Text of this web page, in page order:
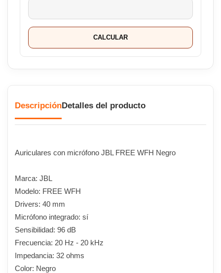
CALCULAR
DescripciónDetalles del producto
Auriculares con micrófono JBL FREE WFH Negro
Marca: JBL
Modelo: FREE WFH
Drivers: 40 mm
Micrófono integrado: sí
Sensibilidad: 96 dB
Frecuencia: 20 Hz - 20 kHz
Impedancia: 32 ohms
Color: Negro